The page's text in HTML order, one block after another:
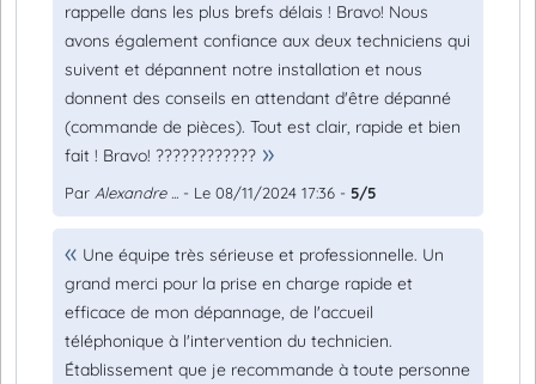
rappelle dans les plus brefs délais ! Bravo! Nous
avons également confiance aux deux techniciens qui
suivent et dépannent notre installation et nous
donnent des conseils en attendant d'être dépanné
(commande de pièces). Tout est clair, rapide et bien
fait ! Bravo! ????????????
Par Alexandre ... - Le 08/11/2024 17:36 - 5/5
Une équipe très sérieuse et professionnelle. Un
grand merci pour la prise en charge rapide et
efficace de mon dépannage, de l'accueil
téléphonique à l'intervention du technicien.
Établissement que je recommande à toute personne